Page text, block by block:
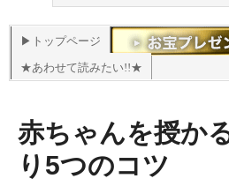
▶トップページ
★あわせて読みたい!!★
赤ちゃんを授か
り5つのコツ